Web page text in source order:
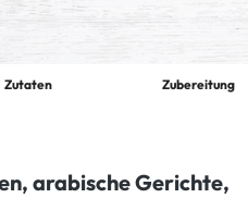
Zutaten Zubereitung
arabische Gerichte,